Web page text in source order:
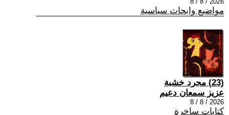
مواضيع وابحاث سياسية
(23) مجرد خشبة
عزيز سمعان دعيم
2026 / 8 / 8
كتابات ساخرة